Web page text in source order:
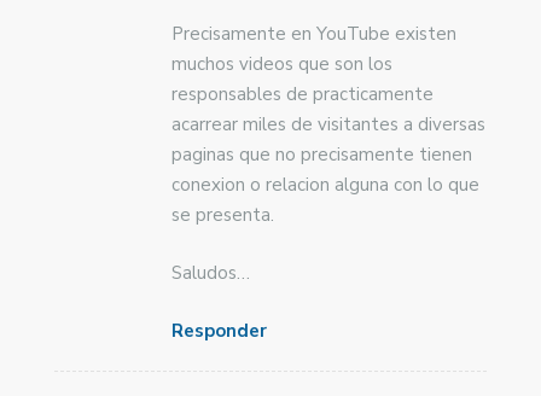
Precisamente en YouTube existen
muchos videos que son los
responsables de practicamente
acarrear miles de visitantes a diversas
paginas que no precisamente tienen
conexion o relacion alguna con lo que
se presenta.
Saludos…
Responder